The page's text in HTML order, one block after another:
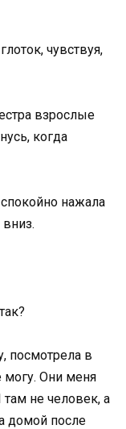
чувствуя,
взрослые
когда
нажала
посмотрела в
Они меня
не человек, а
домой после